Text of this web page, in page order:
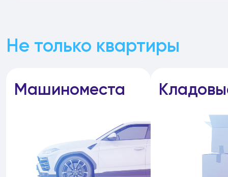
Не только квартиры
Машиноместа